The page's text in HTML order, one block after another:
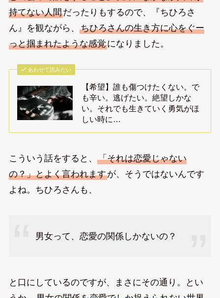
持てない人間だったりもするので、『ちひろさ
ん』を観ながら、 ちひろさんの生き方に心をぐー
っと掴まれたような感覚になりました。
あわせて読みたい
【希望】誰も傷つけたくない。で
も辛い。逃げたい。絶望しかな
い。それでも生きていく勇気がほ
しい時に…
こういう話をすると、 「それは恋愛じゃない
の？」とよく言われますが、そうではないんです
よね。ちひろさんも、
男女って、恋愛の関係しかないの？
と口にしているのですが、まさにその通り。とい